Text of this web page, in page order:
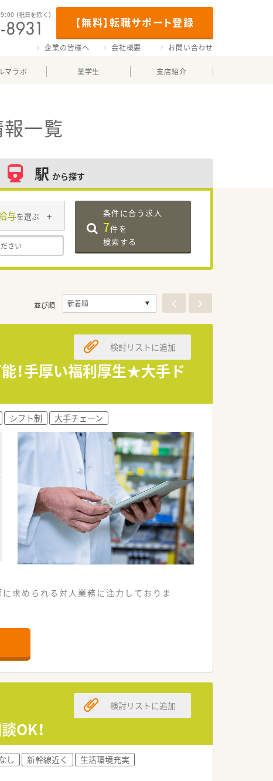
【無料】転職サポート登録
：00 （祝日を除く）
企業の皆様へ 会社概要 お問い合わせ
マラボ 薬学生 支店紹介
報一覧
駅 から探す
与を選ぶ 条件に合う求人
7件を
検索する
並び順
！手厚い福利厚生★大手ド
検討リストに追加
シフト制 大手チェーン
求められる対人業務に注力しておりま
います。
ーティーケアスタジオを設け、栄養士・
内公募制度があり、自らチャンスを掴む
。
アップ面談も行っています。
OK！
検討リストに追加
し 新幹線近く
生活環境充実